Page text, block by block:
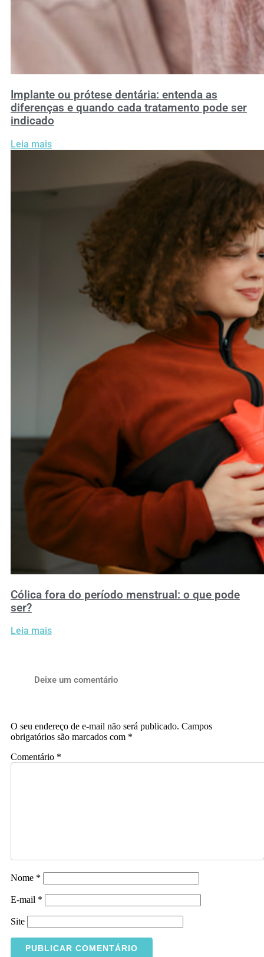
Implante ou prótese dentária: entenda as
diferenças e quando cada tratamento pode ser
indicado
Leia mais
Cólica fora do período menstrual: o que pode
ser?
Leia mais
Deixe um comentário
O seu endereço de e-mail não será publicado. Campos
obrigatórios são marcados com *
Comentário *
Nome *
E-mail *
Site